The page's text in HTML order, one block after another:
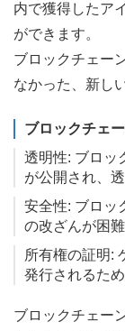
内で獲得したア
ができます。
ブロックチェー
なかった、新し
ブロックチェ
透明性: ブロッ
が公開され、
安全性: ブロッ
の改ざんが困
所有権の証明:
発行されるた
ブロックチェー